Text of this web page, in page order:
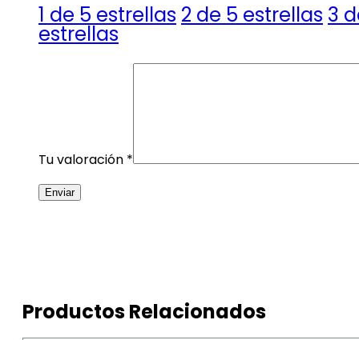
1 de 5 estrellas 2 de 5 estrellas 3
estrellas
Tu valoración *
Productos Relacionados